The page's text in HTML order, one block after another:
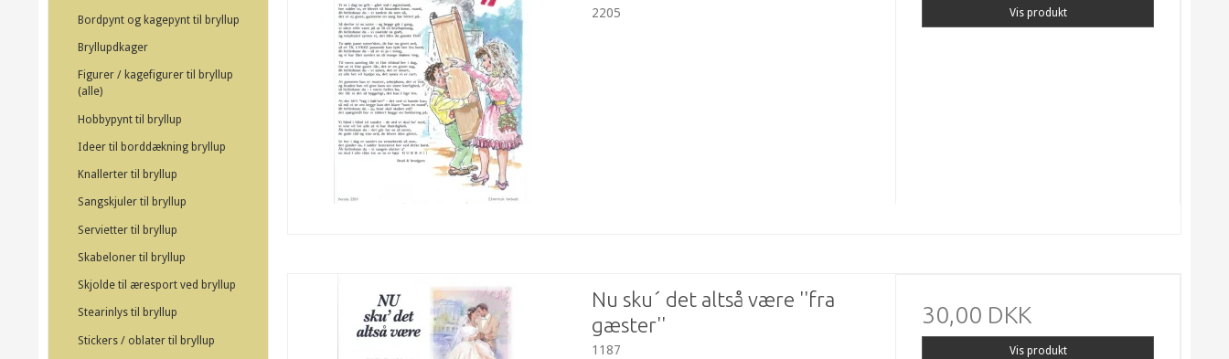
Bordpynt og kagepynt til bryllup
Bryllupdkager
Figurer / kagefigurer til bryllup
(alle)
Hobbypynt til bryllup
Ideer til borddækning bryllup
Knallerter til bryllup
Sangskjuler til bryllup
Servietter til bryllup
Skabeloner til bryllup
Skjolde til æresport ved bryllup
Stearinlys til bryllup
Stickers / oblater til bryllup
2205 Vis produkt
Nu sku´ det altså være ''fra
gæster''
1187
30,00 DKK
Vis produkt